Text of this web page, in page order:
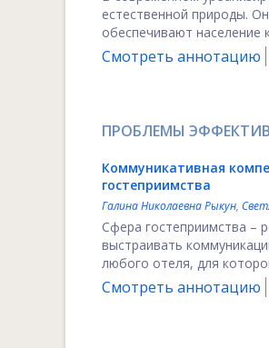
естественной природы.
обеспечивают население
Смотреть аннотацию
ПРОБЛЕМЫ
Коммуникативная
гостеприимства
Галина Николаевна Рыкун,
Сфера гостеприимства –
выстраивать
любого отеля, для
Смотреть аннотацию